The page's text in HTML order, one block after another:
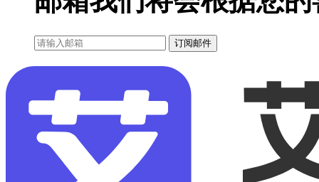
订阅邮件